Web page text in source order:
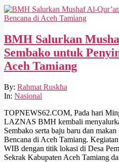
BMH Salurkan
Sembako untuk
Aceh Tamiang
2026-
02-
By: Rahmat Ruskha
In: Nasional
TOPNEWS62.COM, Pada hari
LAZNAS BMH kembali
Sembako serta baju baru dan
Bencana di Aceh Tamiang.
WIB dengan titik lokasi di Desa
Sekrak Kabupaten Aceh Tamiang